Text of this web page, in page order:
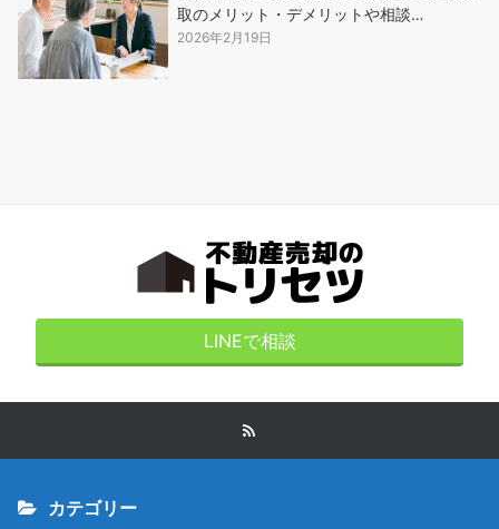
取のメリット・デメリットや相談…
2026年2月19日
LINEで相談
カテゴリー